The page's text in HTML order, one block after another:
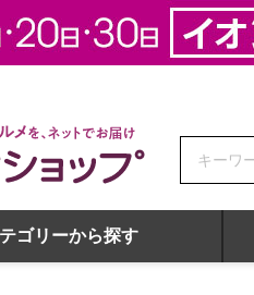
ットでお届け イオンショップ
ゴリーから探す